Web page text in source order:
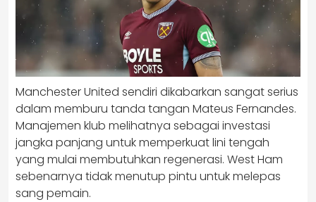
Manchester United sendiri dikabarkan sangat serius
dalam memburu tanda tangan Mateus Fernandes.
Manajemen klub melihatnya sebagai investasi
jangka panjang untuk memperkuat lini tengah
yang mulai membutuhkan regenerasi. West Ham
sebenarnya tidak menutup pintu untuk melepas
sang pemain.